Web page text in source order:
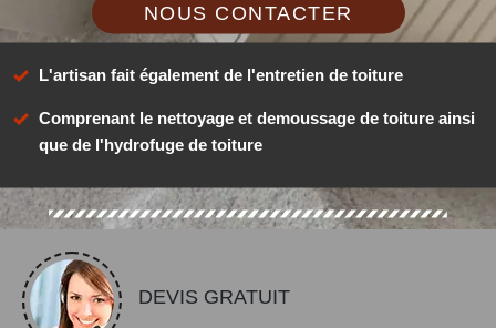
NOUS CONTACTER
L'artisan fait également de l'entretien de toiture
Comprenant le nettoyage et demoussage de toiture ainsi
que de l'hydrofuge de toiture
DEVIS GRATUIT